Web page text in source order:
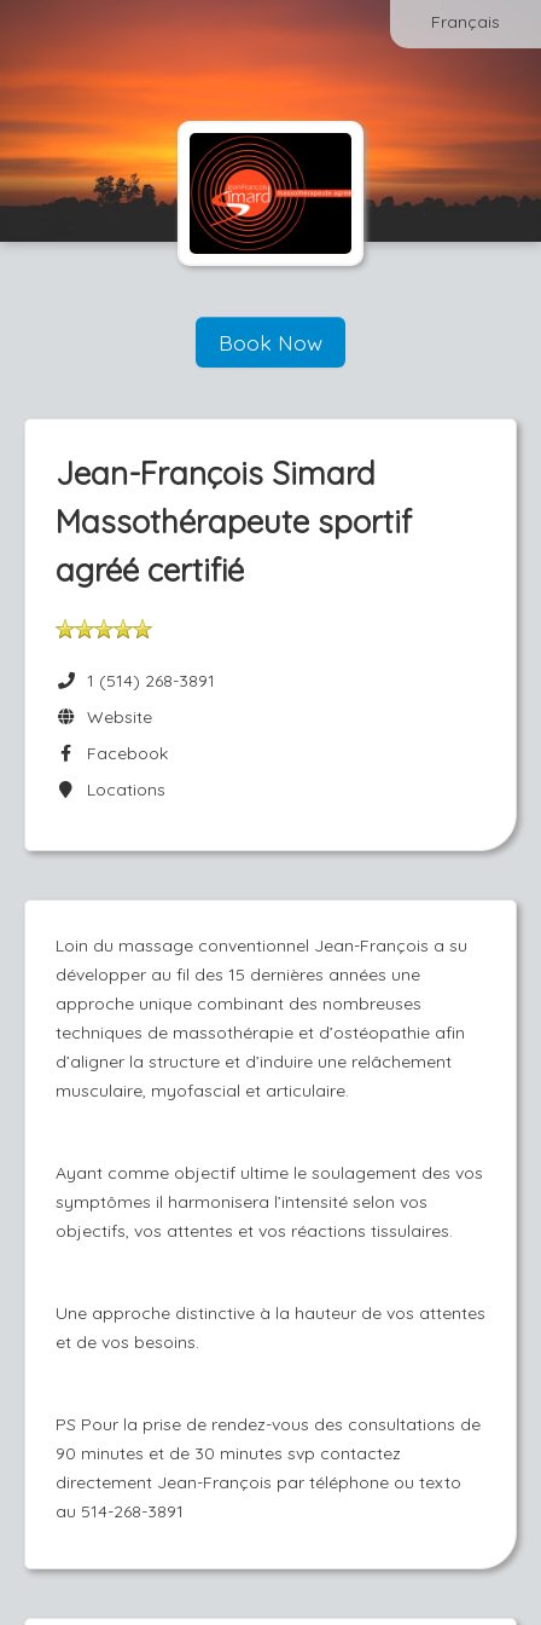
Français
Book Now
Jean-François Simard
Massothérapeute sportif
agréé certifié
1 (514) 268-3891
Website
Facebook
Locations
Loin du massage conventionnel Jean-François a su
développer au fil des 15 dernières années une
approche unique combinant des nombreuses
techniques de massothérapie et d’ostéopathie afin
d’aligner la structure et d’induire une relâchement
musculaire, myofascial et articulaire.
Ayant comme objectif ultime le soulagement des vos
symptômes il harmonisera l’intensité selon vos
objectifs, vos attentes et vos réactions tissulaires.
Une approche distinctive à la hauteur de vos attentes
et de vos besoins.
PS Pour la prise de rendez-vous des consultations de
90 minutes et de 30 minutes svp contactez
directement Jean-François par téléphone ou texto
au 514-268-3891